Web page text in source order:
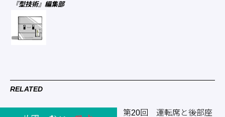
『型技術』編集部
RELATED
第20回 運転席と後部座